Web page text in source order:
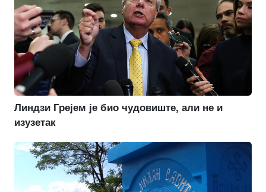
Линдзи Грејем је био чудовиште, али не и
изузетак